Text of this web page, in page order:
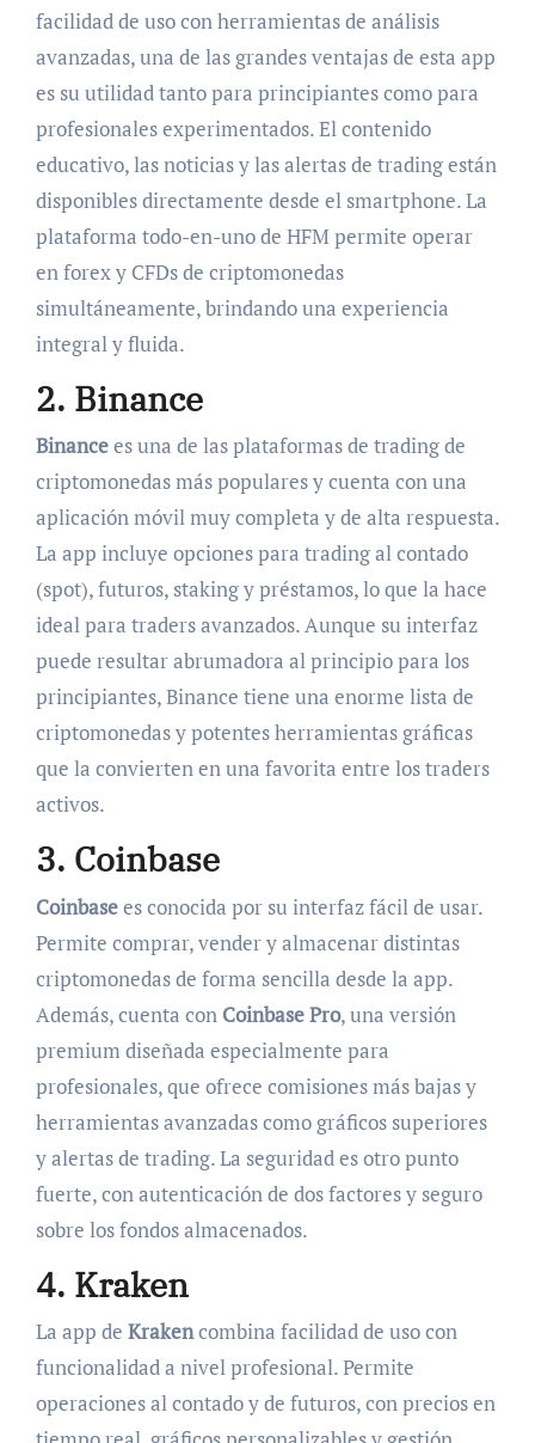
facilidad de uso con herramientas de análisis
avanzadas, una de las grandes ventajas de esta app
es su utilidad tanto para principiantes como para
profesionales experimentados. El contenido
educativo, las noticias y las alertas de trading están
disponibles directamente desde el smartphone. La
plataforma todo-en-uno de HFM permite operar
en forex y CFDs de criptomonedas
simultáneamente, brindando una experiencia
integral y fluida.
2. Binance
Binancees una de las plataformas de trading de
criptomonedas más populares y cuenta con una
aplicación móvil muy completa y de alta respuesta.
La app incluye opciones para trading al contado
(spot), futuros, staking y préstamos, lo que la hace
ideal para traders avanzados. Aunque su interfaz
puede resultar abrumadora al principio para los
principiantes, Binance tiene una enorme lista de
criptomonedas y potentes herramientas gráficas
que la convierten en una favorita entre los traders
activos.
3. Coinbase
Coinbasees conocida por su interfaz fácil de usar.
Permite comprar, vender y almacenar distintas
criptomonedas de forma sencilla desde la app.
Además, cuenta con Coinbase Pro, una versión
premium diseñada especialmente para
profesionales, que ofrece comisiones más bajas y
herramientas avanzadas como gráficos superiores
y alertas de trading. La seguridad es otro punto
fuerte, con autenticación de dos factores y seguro
sobre los fondos almacenados.
4. Kraken
La app de Krakencombina facilidad de uso con
funcionalidad a nivel profesional. Permite
operaciones al contado y de futuros, con precios en